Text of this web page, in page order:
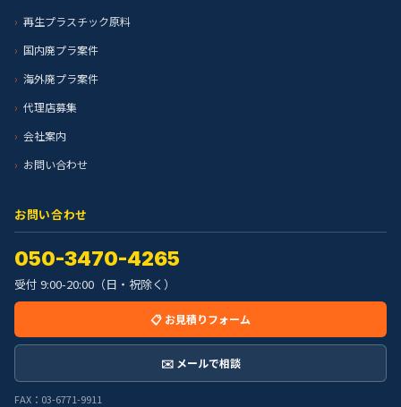
再生プラスチック原料
国内廃プラ案件
海外廃プラ案件
代理店募集
会社案内
お問い合わせ
お問い合わせ
050-3470-4265
受付 9:00-20:00（日・祝除く）
📋 お見積りフォーム
✉️ メールで相談
FAX：03-6771-9911